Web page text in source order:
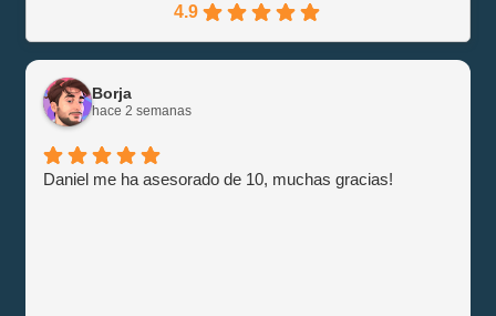
4.9
Borja
hace 2 semanas
Daniel me ha asesorado de 10, muchas gracias!